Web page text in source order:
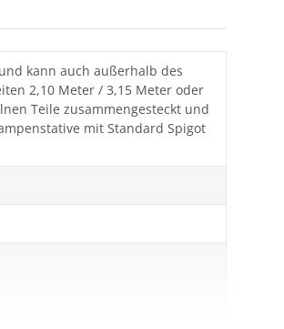
kann auch außerhalb des
2,10 Meter / 3,15 Meter oder
Teile zusammengesteckt und
mit Standard Spigot